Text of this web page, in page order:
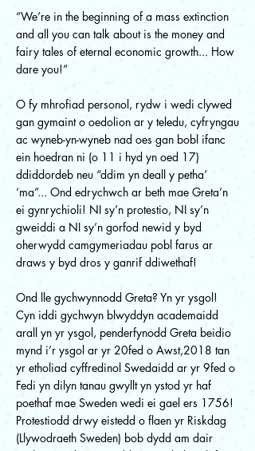
“We’re in the beginning of a mass extinction
and all you can talk about is the money and
fairy tales of eternal economic growth... How
dare you!”
O fy mhrofiad personol, rydw i wedi clywed
gan gymaint o oedolion ar y teledu, cyfryngau
ac wyneb-yn-wyneb nad oes gan bobl ifanc
ein hoedran ni (o 11 i hyd yn oed 17)
ddiddordeb neu “ddim yn deall y petha’
‘ma”... Ond edrychwch ar beth mae Greta’n
ei gynrychioli! NI sy’n protestio, NI sy’n
gweiddi a NI sy’n gorfod newid y byd
oherwydd camgymeriadau pobl farus ar
draws y byd dros y ganrif ddiwethaf!
Ond lle gychwynnodd Greta? Yn yr ysgol!
Cyn iddi gychwyn blwyddyn academaidd
arall yn yr ysgol, penderfynodd Greta beidio
mynd i’r ysgol ar yr 20fed o Awst,2018 tan
yr etholiad cyffredinol Swedaidd ar yr 9fed o
Fedi yn dilyn tanau gwyllt yn ystod yr haf
poethaf mae Sweden wedi ei gael ers 1756!
Protestiodd drwy eistedd o flaen yr Riskdag
(Llywodraeth Sweden) bob dydd am dair